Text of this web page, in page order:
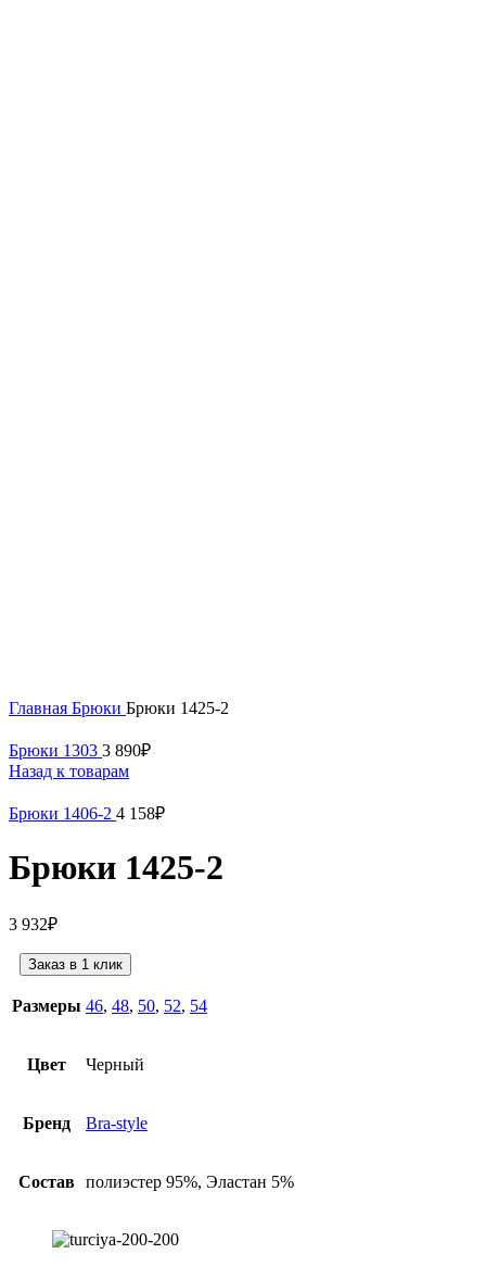
Главная Брюки Брюки 1425-2
Брюки 1303 3 890₽
Назад к товарам
Брюки 1406-2 4 158₽
Брюки 1425-2
3 932₽
Заказ в 1 клик
Размеры 46, 48, 50, 52, 54
Цвет Черный
Бренд Bra-style
Состав полиэстер 95%, Эластан 5%